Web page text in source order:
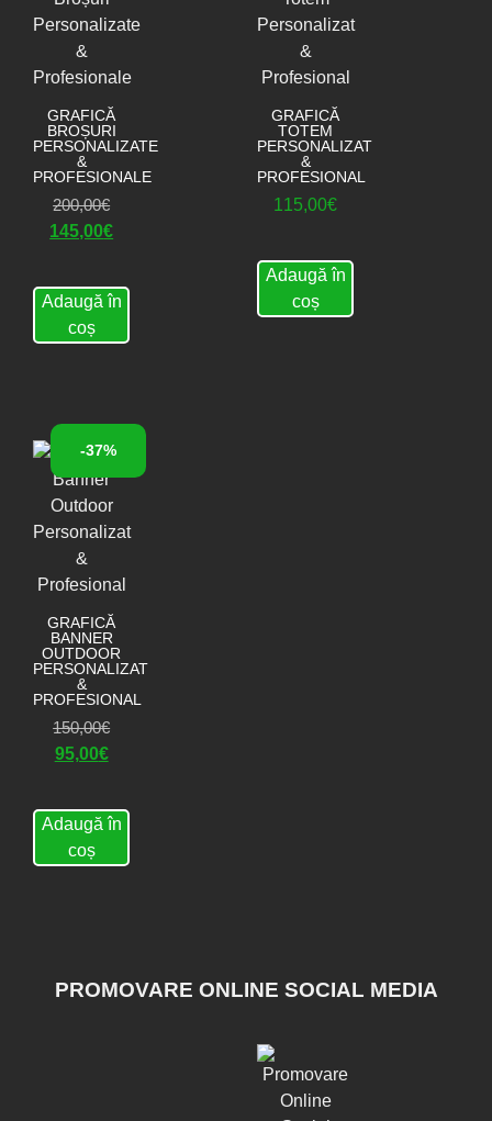
GRAFICĂ
BROȘURI
PERSONALIZATE
&
PROFESIONALE
200,00€
145,00€
Adaugă în
coș
GRAFICĂ
TOTEM
PERSONALIZAT
&
PROFESIONAL
115,00€
Adaugă în
coș
-37%
GRAFICĂ
BANNER
OUTDOOR
PERSONALIZAT
&
PROFESIONAL
150,00€
95,00€
Adaugă în
coș
PROMOVARE ONLINE SOCIAL MEDIA